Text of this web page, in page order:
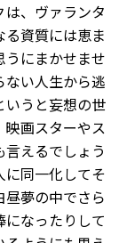
、ヴァランタ
資質には恵ま
にまかせませ
い人生から逃
いうと妄想の世
画スターやス
えるでしょう
同一化してそ
夢の中でさら
なったりして